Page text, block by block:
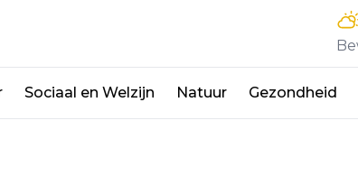
Sociaal en Welzijn Natuur Gezondheid